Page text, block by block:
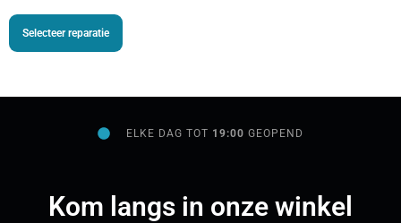
Selecteer reparatie
ELKE DAG TOT 19:00GEOPEND
Kom langs in onze winkel